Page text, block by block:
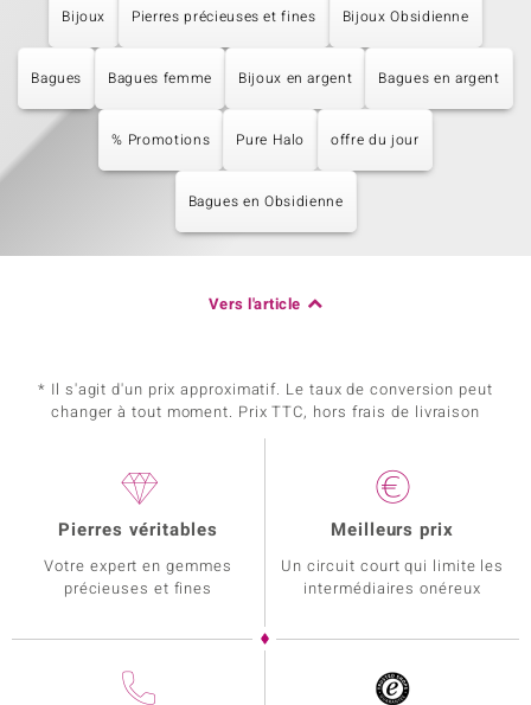
Bijoux Pierres précieuses et fines Bijoux Obsidienne
Bagues Bagues femme Bijoux en argent Bagues en argent
% Promotions Pure Halo offre du jour
Bagues en Obsidienne
Vers l'article
* Il s'agit d'un prix approximatif. Le taux de conversion peut
changer à tout moment. Prix TTC, hors frais de livraison
Pierres véritables
Votre expert en gemmes
précieuses et fines
Meilleurs prix
Un circuit court qui limite les
intermédiaires onéreux